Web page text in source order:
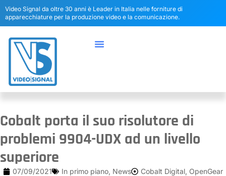
Video Signal da oltre 30 anni è Leader in Italia nelle forniture di
apparecchiature per la produzione video e la comunicazione.
Cobalt porta il suo risolutore di
problemi 9904-UDX ad un livello
superiore
07/09/2021 In primo piano, News Cobalt Digital, OpenGear